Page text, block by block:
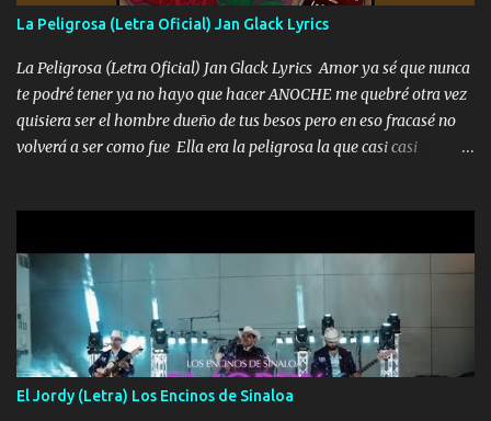
llega para reunirme contigo, tu iluminas mi sendero por siempre
serás mi niño, del amor que yo te tengo es co...
La Peligrosa (Letra Oficial) Jan Glack Lyrics
La Peligrosa (Letra Oficial) Jan Glack Lyrics Amor ya sé que nunca
te podré tener ya no hayo que hacer ANOCHE me quebré otra vez
quisiera ser el hombre dueño de tus besos pero en eso fracasé no
volverá a ser como fue Ella era la peligrosa la que casi casi
Música Amar me duele estoy rodeado de mujeres pero solo
quieren billetes y yo que solo ocupo verte Recuerdo echábamos
pasión en la troca tus labios besándome yo quitándote la ropa no
quiero que sea nunca con otra yo quiero llevarte a la Luna y si
quieres en ese momento te pido que seas mi esposa Chingada
madre no quiero dejar de tenerte no ayuda la p'uta loquera y al
chile quisiera ser menos de ti dependiente la pinche tristeza me
El Jordy (Letra) Los Encinos de Sinaloa